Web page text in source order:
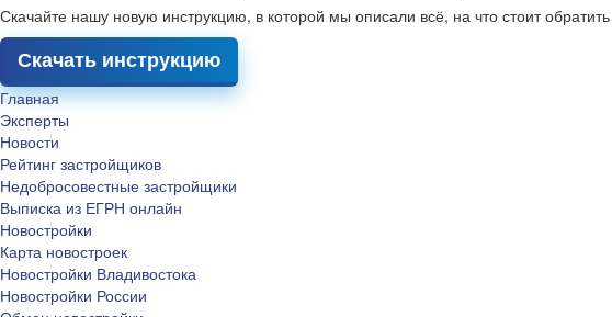
Скачайте нашу новую инструкцию, в которой мы описали всё, на что стоит
Скачать инструкцию
Главная
Эксперты
Новости
Рейтинг застройщиков
Недобросовестные застройщики
Выписка из ЕГРН онлайн
Новостройки
Карта новостроек
Новостройки Владивостока
Новостройки России